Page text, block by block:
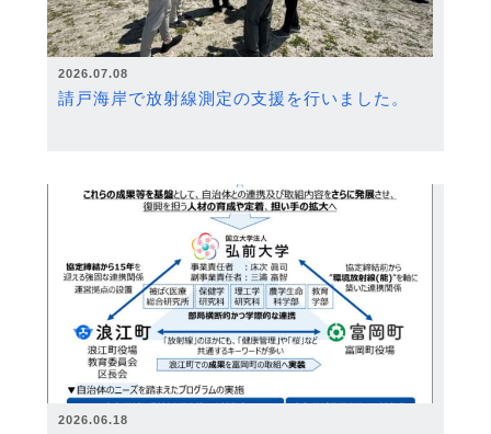
2026.07.08
請戸海岸で放射線測定の支援を行いました。
2026.06.18